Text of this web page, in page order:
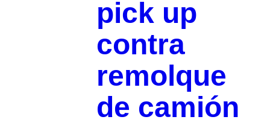
pick up
contra
remolque
de camión